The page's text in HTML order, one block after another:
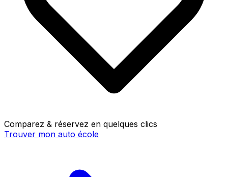
Comparez & réservez en quelques clics
Trouver mon auto école